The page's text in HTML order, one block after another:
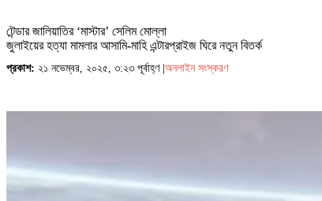
টেন্ডার জালিয়াতির ‘মাস্টার’ সেলিম মোল্লা
জুলাইয়ের হত্যা মামলার আসামি-মাহি এন্টারপ্রাইজ ঘিরে নতুন বিতর্ক
প্রকাশ: ২১ নভেম্বর, ২০২৫, ৩:২৩ পূর্বাহ্ণ | অনলাইন সংস্করণ